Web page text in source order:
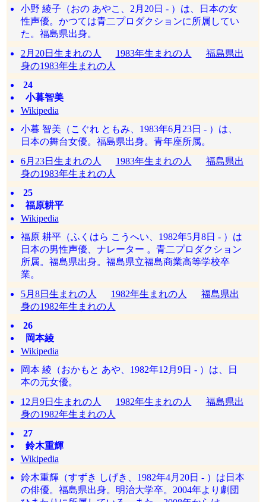
小野 綾子（おの あやこ、2月20日 - ）は、日本の女
性声優。かつては青二プロダクションに所属してい
た。福島県出身。
2月20日生まれの人
1983年生まれの人
福島県出
身の1983年生まれの人
24
小暮智美
Wikipedia
小暮 智美（こぐれ ともみ、1983年6月23日 - ）は、
日本の舞台女優。福島県出身。青年座所属。
6月23日生まれの人
1983年生まれの人
福島県出
身の1983年生まれの人
25
福原耕平
Wikipedia
福原 耕平（ふくはら こうへい、1982年5月8日 - ）は
日本の男性声優、ナレーター 。青二プロダクション
所属。福島県出身。福島県立福島商業高等学校卒
業。
5月8日生まれの人
1982年生まれの人
福島県出
身の1982年生まれの人
26
岡本綾
Wikipedia
岡本 綾（おかもと あや、1982年12月9日 - ）は、日
本の元女優。
12月9日生まれの人
1982年生まれの人
福島県出
身の1982年生まれの人
27
鈴木重輝
Wikipedia
鈴木重輝（すずき しげき、1982年4月20日 - ）は日本
の俳優。福島県出身。明治大学卒。2004年より劇団